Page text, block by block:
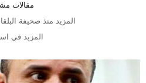
مقالات
المزيد منذ صحيفة
المزيد في